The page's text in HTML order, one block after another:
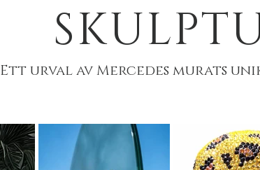
Ett urval av Mercedes murats